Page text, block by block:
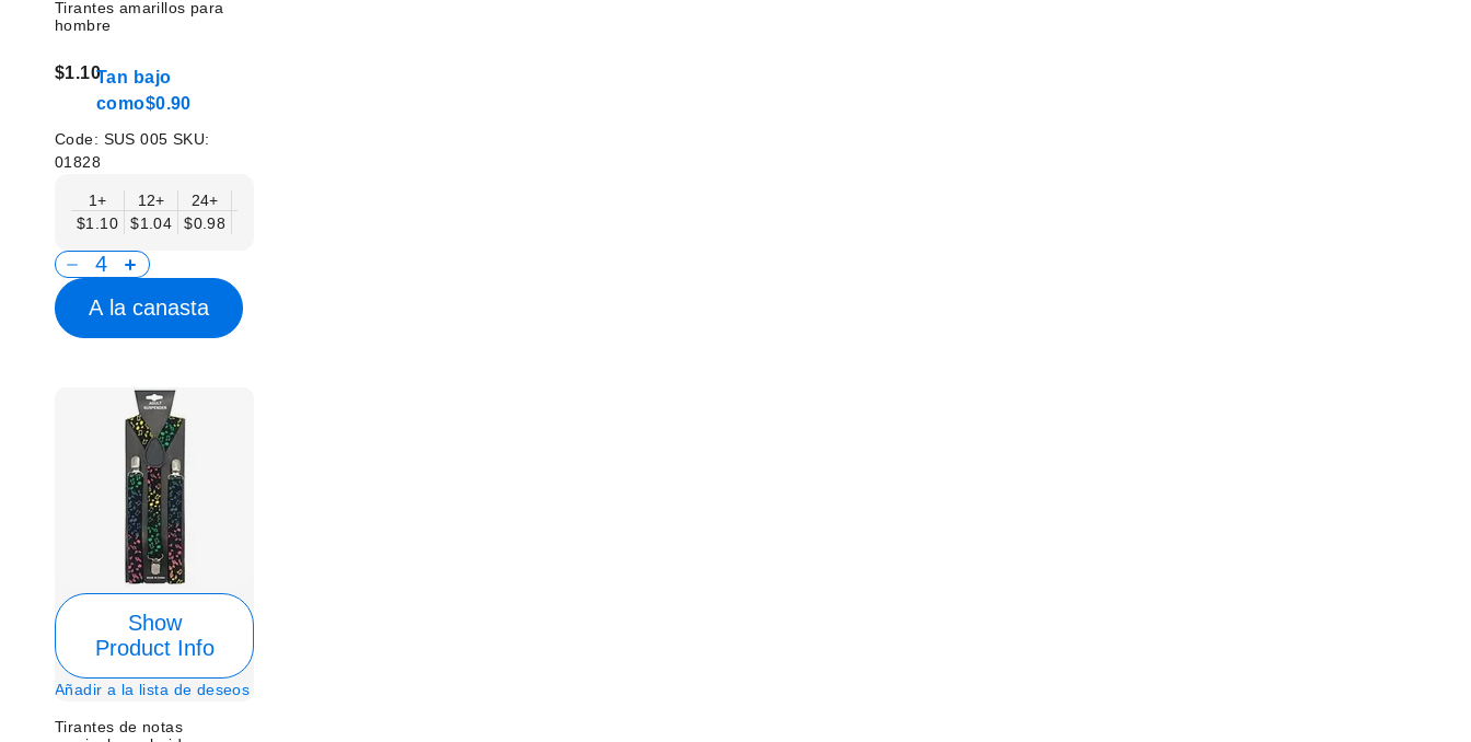
Tirantes amarillos para
hombre
$1.10Tan bajo
como$0.90
Code: SUS 005 SKU:
01828
1+
$1.10
12+
$1.04
24+
$0.98
A la canasta
Show
Product Info
Añadir a la lista de deseos
Tirantes de notas